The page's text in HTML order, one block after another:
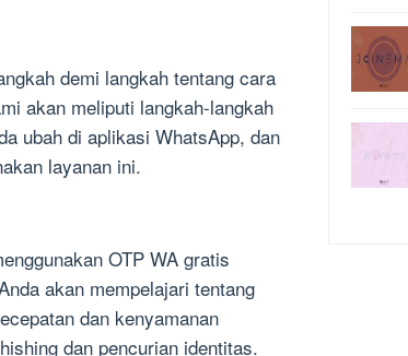
demi langkah tentang cara
akan meliputi langkah-langkah
ubah di aplikasi WhatsApp, dan
layanan ini.
OTP WA gratis
akan mempelajari tentang
dan kenyamanan
dan pencurian identitas.